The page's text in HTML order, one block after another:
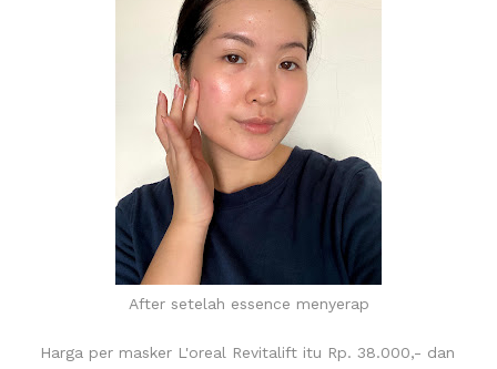
After setelah essence menyerap
Harga per masker L'oreal Revitalift itu Rp. 38.000,- dan